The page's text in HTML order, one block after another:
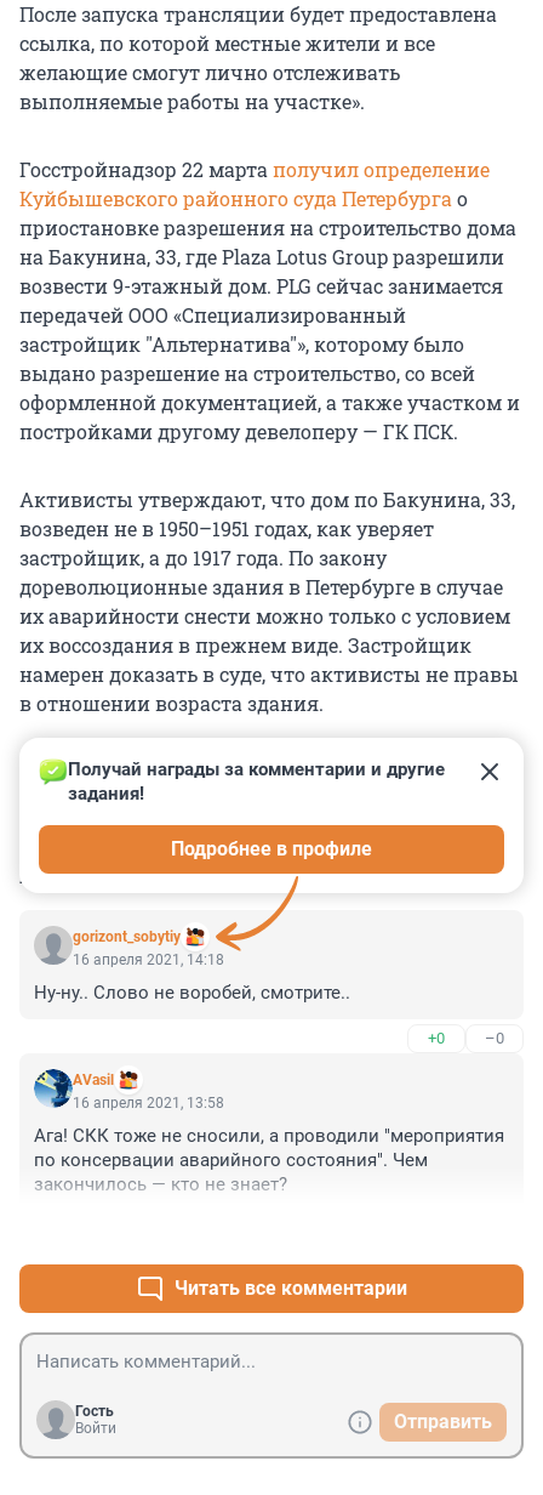
После запуска трансляции будет предоставлена
ссылка, по которой местные жители и все
желающие смогут лично отслеживать
выполняемые работы на участке».
Госстройнадзор 22 марта получил определение
Куйбышевского районного суда Петербурга о
приостановке разрешения на строительство дома
на Бакунина, 33, где Plaza Lotus Group разрешили
возвести 9-этажный дом. PLG сейчас занимается
передачей ООО «Специализированный
застройщик "Альтернатива"», которому было
выдано разрешение на строительство, со всей
оформленной документацией, а также участком и
постройками другому девелоперу — ГК ПСК.
Активисты утверждают, что дом по Бакунина, 33,
возведен не в 1950–1951 годах, как уверяет
застройщик, а до 1917 года. По закону
дореволюционные здания в Петербурге в случае
их аварийности снести можно только с условием
их воссоздания в прежнем виде. Застройщик
намерен доказать в суде, что активисты не правы
в отношении возраста здания.
КОММЕНТАРИИ 2
gorizont_sobytiy
Получай награды за комментарии и другие
задания!
Подробнее в профиле
16 апреля 2021, 14:18
Ну-ну.. Слово не воробей, смотрите..
+0 –0
AVasil
16 апреля 2021, 13:58
Ага! СКК тоже не сносили, а проводили "мероприятия
по консервации аварийного состояния". Чем
закончилось — кто не знает?
Читать все комментарии
Гость
Войти
Отправить